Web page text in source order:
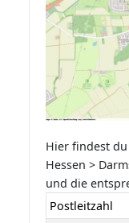
Hier findest
Hessen >
und die
Postleitzahl